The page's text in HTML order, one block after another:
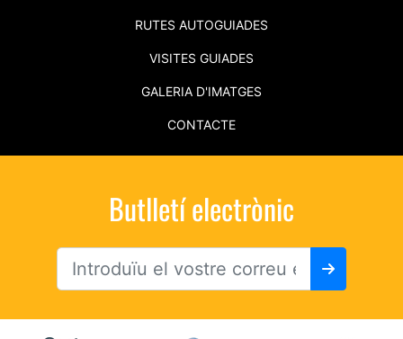
RUTES AUTOGUIADES
VISITES GUIADES
GALERIA D'IMATGES
CONTACTE
Butlletí electrònic